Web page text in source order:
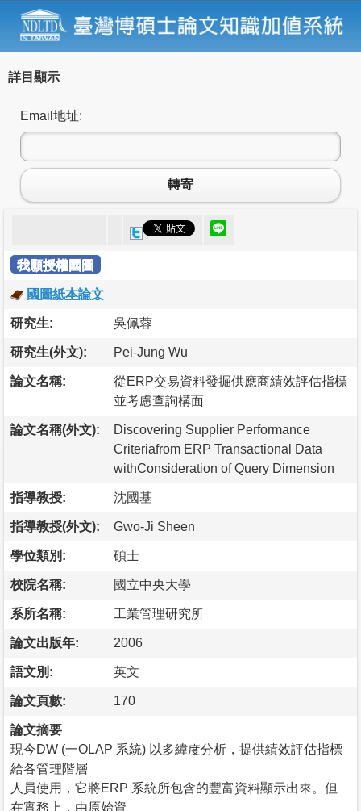
詳目顯示
Email地址:
轉寄
我願授權國圖
國圖紙本論文
研究生: 吳佩蓉
研究生(外文): Pei-Jung Wu
論文名稱:
從ERP交易資料發掘供應商績效評估指標
並考慮查詢構面
論文名稱(外文):
Discovering Supplier Performance
Criteriafrom ERP Transactional Data
withConsideration of Query Dimension
指導教授: 沈國基
指導教授(外文): Gwo-Ji Sheen
學位類別: 碩士
校院名稱: 國立中央大學
系所名稱: 工業管理研究所
論文出版年: 2006
語文別: 英文
論文頁數: 170
論文摘要
現今DW (一OLAP 系統) 以多緯度分析，提供績效評估指標
給各管理階層
人員使用，它將ERP 系統所包含的豐富資料顯示出來。但
在實務上，由原始資